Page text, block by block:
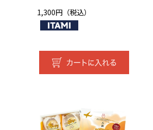
1,300円（税込）